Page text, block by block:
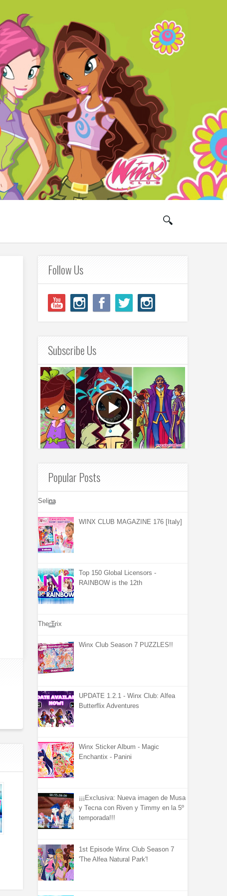
Follow Us
Subscribe Us
Popular Posts
Selina
WINX CLUB MAGAZINE 176 [Italy]
Top 150 Global Licensors -
RAINBOW is the 12th
The Trix
Winx Club Season 7 PUZZLES!!
UPDATE 1.2.1 - Winx Club: Alfea
Butterflix Adventures
Winx Sticker Album - Magic
Enchantix - Panini
¡¡¡Exclusiva: Nueva imagen de Musa
y Tecna con Riven y Timmy en la 5º
temporada!!!
1st Episode Winx Club Season 7
'The Alfea Natural Park'!